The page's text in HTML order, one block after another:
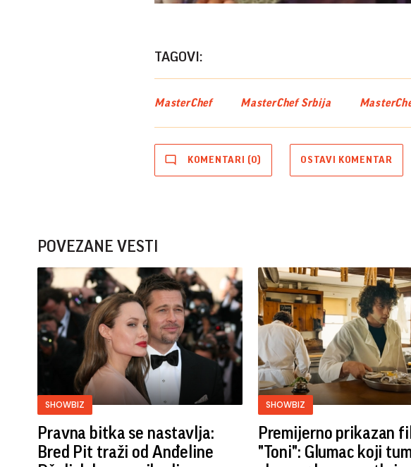
TAGOVI:
MasterChef MasterChef Srbija
KOMENTARI (0) OSTAVI KOMENTAR
POVEZANE VESTI
SHOWBIZ
Pravna bitka se nastavlja:
Bred ​​Pit traži od Anđeline
SHOWBIZ
Premijerno prikazan
"Toni": Glumac koji